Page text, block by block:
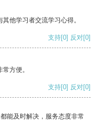
他学习者交流学习心得。
支持[0] 反对[0]
方便。
支持[0] 反对[0]
能及时解决，服务态度非常